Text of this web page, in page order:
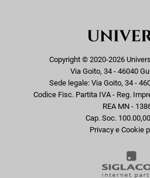
Copyright © 2020-2026
Via Goito, 34 - 46040
Sede legale: Via Goito, 34 -
Codice Fisc. Partita IVA - Reg.
REA MN -
Cap. Soc.
Privacy e Cookie